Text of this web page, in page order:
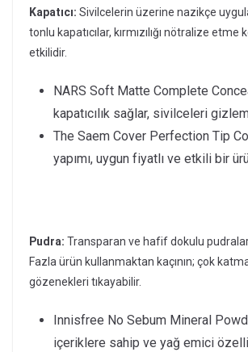
Kapatıcı: Sivilcelerin üzerine nazikçe
tonlu kapatıcılar, kırmızılığı nötralize etme
etkilidir.
NARS Soft Matte Complete
kapatıcılık sağlar, sivilceleri
The Saem Cover Perfection Tip
yapımı, uygun fiyatlı ve etkili bir
Pudra: Transparan ve hafif dokulu
Fazla ürün kullanmaktan kaçının; çok
gözenekleri tıkayabilir.
Innisfree No Sebum Mineral
içeriklere sahip ve yağ emici